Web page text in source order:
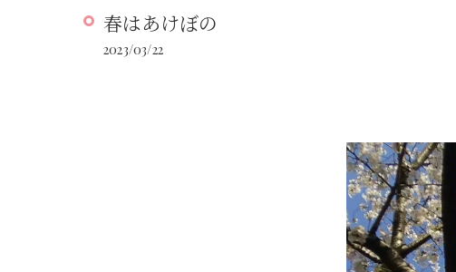
春はあけぼの
2023/03/22